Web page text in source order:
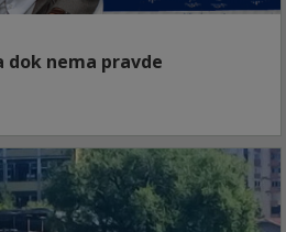
nema pravde